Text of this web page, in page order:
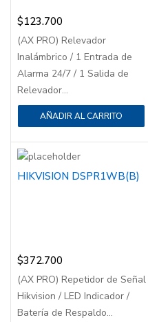
$123.700
(AX PRO) Relevador
Inalámbrico / 1 Entrada de
Alarma 24/7 / 1 Salida de
Relevador...
AÑADIR AL CARRITO
HIKVISION DSPR1WB(B)
$372.700
(AX PRO) Repetidor de Señal
Hikvision / LED Indicador /
Batería de Respaldo...